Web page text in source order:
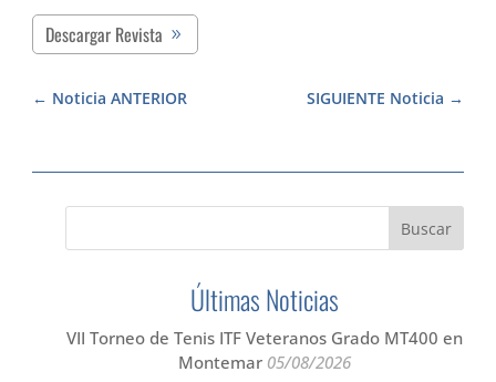
Descargar Revista
SIGUIENTE Noticia
Noticia ANTERIOR
Últimas Noticias
VII Torneo de Tenis ITF Veteranos Grado MT400 en
Montemar 05/08/2026